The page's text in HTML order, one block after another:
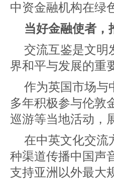
中资金融机构在绿
当好金融使者，
交流互鉴是文明
界和平与发展的重
作为英国市场与
多年积极参与伦敦
巡游等当地活动，
在中英文化交流
种渠道传播中国声
支持亚洲以外最